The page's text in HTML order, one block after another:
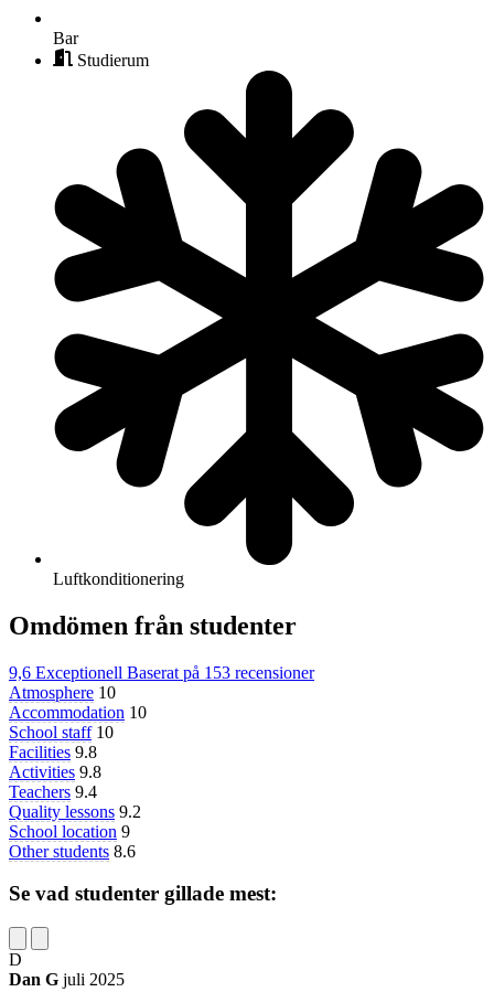
Bar
Studierum
Luftkonditionering
Omdömen från studenter
9,6 Exceptionell Baserat på 153 recensioner
Atmosphere 10
Accommodation 10
School staff 10
Facilities 9.8
Activities 9.8
Teachers 9.4
Quality lessons 9.2
School location 9
Other students 8.6
Se vad studenter gillade mest:
D
Dan G juli 2025